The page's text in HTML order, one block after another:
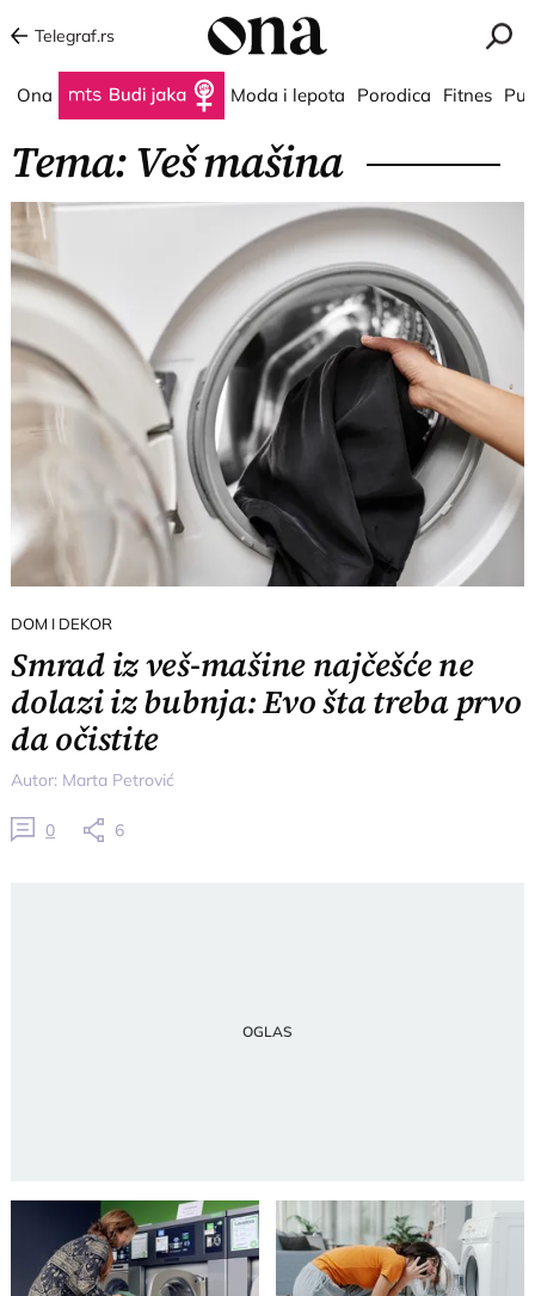
Telegraf.rs
Ona Budi jaka Moda i lepota Porodica Fitnes
Tema: Veš mašina
DOM I DEKOR
Smrad iz veš-mašine najčešće ne
dolazi iz bubnja: Evo šta treba prvo
da očistite
Autor: Marta Petrović
0 6